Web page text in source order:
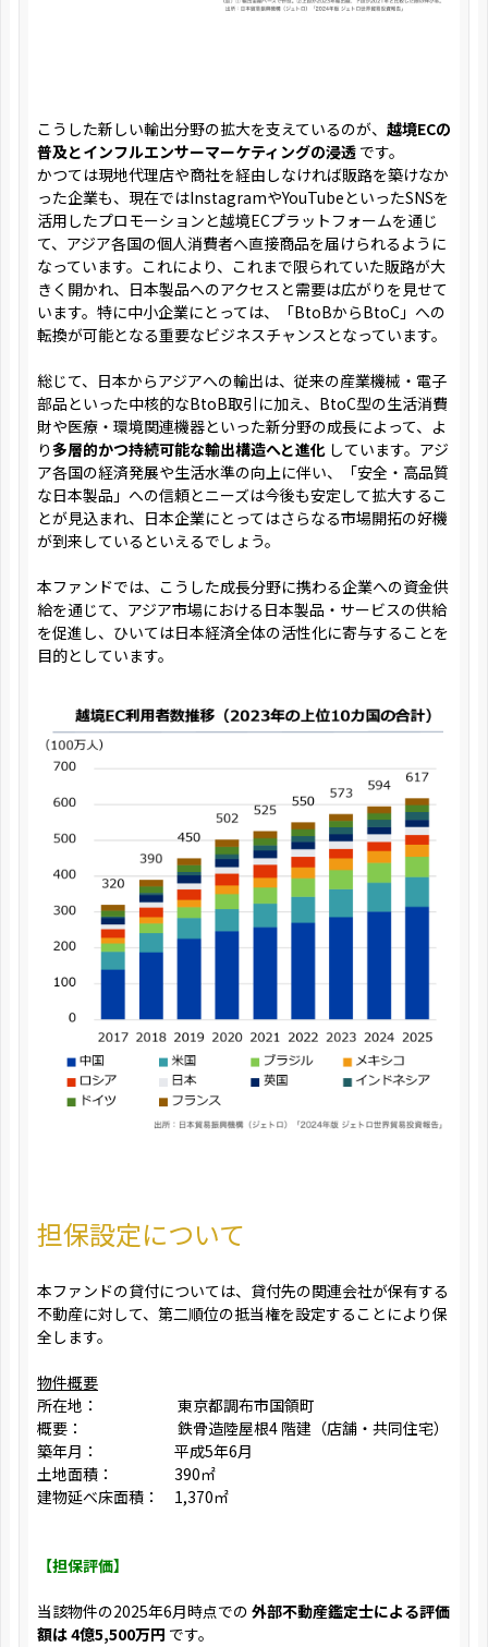
こうした新しい輸出分野の拡大を支えているのが、 越境ECの
普及とインフルエンサーマーケティングの浸透 です。
かつては現地代理店や商社を経由しなければ販路を築けなか
った企業も、現在ではInstagramやYouTubeといったSNSを
活用したプロモーションと越境ECプラットフォームを通じ
て、アジア各国の個人消費者へ直接商品を届けられるように
なっています。これにより、これまで限られていた販路が大
きく開かれ、日本製品へのアクセスと需要は広がりを見せて
います。特に中小企業にとっては、「BtoBからBtoC」への
転換が可能となる重要なビジネスチャンスとなっています。
総じて、日本からアジアへの輸出は、従来の産業機械・電子
部品といった中核的なBtoB取引に加え、BtoC型の生活消費
財や医療・環境関連機器といった新分野の成長によって、よ
り多層的かつ持続可能な輸出構造へと進化 しています。アジ
ア各国の経済発展や生活水準の向上に伴い、「安全・高品質
な日本製品」への信頼とニーズは今後も安定して拡大するこ
とが見込まれ、日本企業にとってはさらなる市場開拓の好機
が到来しているといえるでしょう。
本ファンドでは、こうした成長分野に携わる企業への資金供
給を通じて、アジア市場における日本製品・サービスの供給
を促進し、ひいては日本経済全体の活性化に寄与することを
目的としています。
担保設定について
本ファンドの貸付については、貸付先の関連会社が保有する
不動産に対して、第二順位の抵当権を設定することにより保
全します。
物件概要
所在地： 東京都調布市国領町
概要： 鉄骨造陸屋根4 階建（店舗・共同住宅）
築年月： 平成5年6月
土地面積： 390㎡
建物延べ床面積： 1,370㎡
【担保評価】
当該物件の2025年6月時点での 外部不動産鑑定士による評価
額は 4億5,500万円 です。